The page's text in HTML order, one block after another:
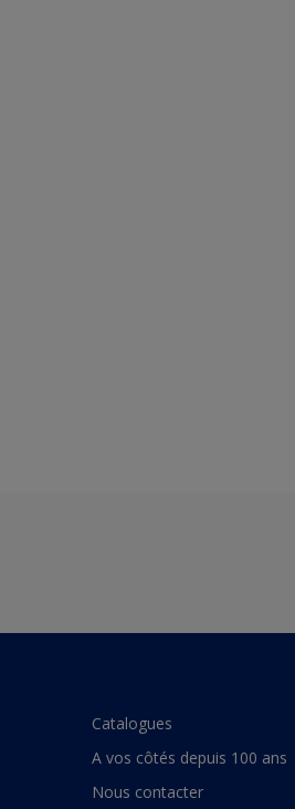
Catalogues
A vos côtés depuis 100 ans
Nous contacter